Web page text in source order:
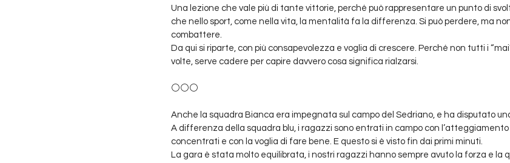
Una lezione che vale più di tante vittorie, perché può rappresentare un punto di
che nello sport, come nella vita, la mentalità fa la differenza. Si può perdere, ma
combattere.
Da qui si riparte, con più consapevolezza e voglia di crescere. Perché non tutti i
volte, serve cadere per capire davvero cosa significa rialzarsi.
⚪⚪⚪
Anche la squadra Bianca era impegnata sul campo del Sedriano, e ha disputato
A differenza della squadra blu, i ragazzi sono entrati in campo con
concentrati e con la voglia di fare bene. E questo si è visto fin dai primi minuti.
La gara è stata molto equilibrata, i nostri ragazzi hanno sempre avuto la forza e la